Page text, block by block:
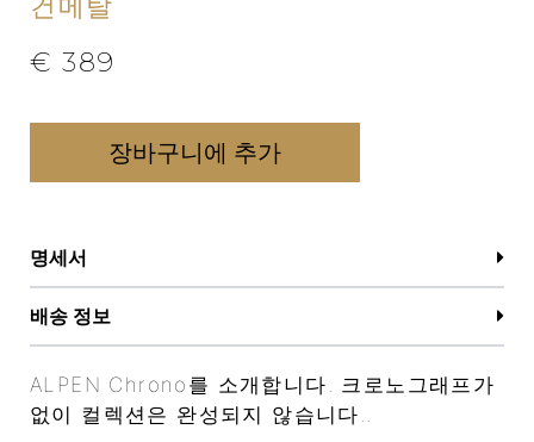
€ 389
장바구니에 추가
명세서
배송 정보
ALPEN Chrono를 소개합니다. 크로노그래프가
없이 컬렉션은 완성되지 않습니다..